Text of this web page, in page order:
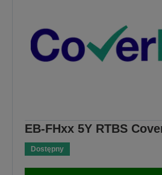
EB-FHxx 5Y RTBS
Dostępny